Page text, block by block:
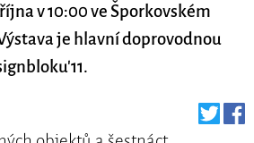
v 10:00 ve Šporkovském
je hlavní doprovodnou